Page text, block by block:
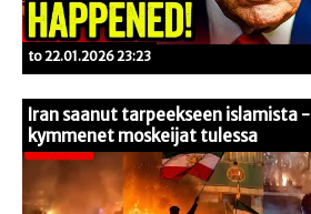
to 22.01.2026 23:23
Iran saanut tarpeekseen islamista -
kymmenet moskeijat tulessa